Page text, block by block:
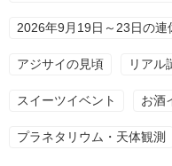
2026年9月19日～23日の連
アジサイの見頃 リアル
スイーツイベント お酒
プラネタリウム・天体観測